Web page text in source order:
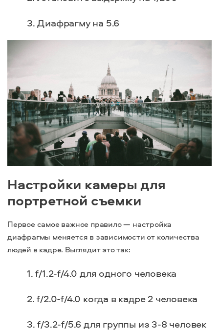
Диафрагму на 5.6
Настройки камеры для
портретной съемки
Первое самое важное правило — настройка
диафрагмы меняется в зависимости от количества
людей в кадре. Выглядит это так:
f/1.2-f/4.0 для одного человека
f/2.0-f/4.0 когда в кадре 2 человека
f/3.2-f/5.6 для группы из 3-8 человек